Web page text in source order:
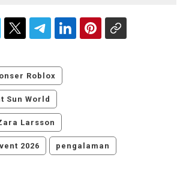
Roblox
Sun World
Larsson
2026 pengalaman